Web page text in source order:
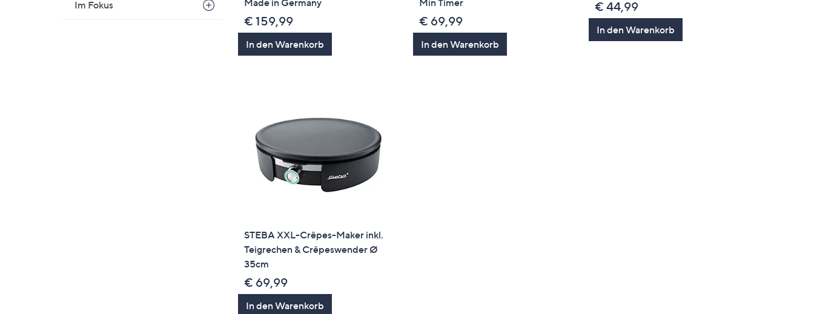
Im Fokus
Made in Germany
€ 159,99
In den Warenkorb
Min Timer
€ 69,99
In den Warenkorb
€ 44,99
In den Warenkorb
STEBA XXL-Crêpes-Maker inkl.
Teigrechen & Crêpeswender Ø
35cm
€ 69,99
In den Warenkorb